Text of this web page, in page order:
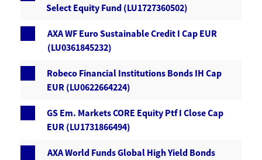
Select Equity Fund (LU1727360502)
AXA WF Euro Sustainable Credit I Cap EUR
(LU0361845232)
Robeco Financial Institutions Bonds IH Cap
EUR (LU0622664224)
GS Em. Markets CORE Equity Ptf I Close Cap
EUR (LU1731866494)
AXA World Funds Global High Yield Bonds